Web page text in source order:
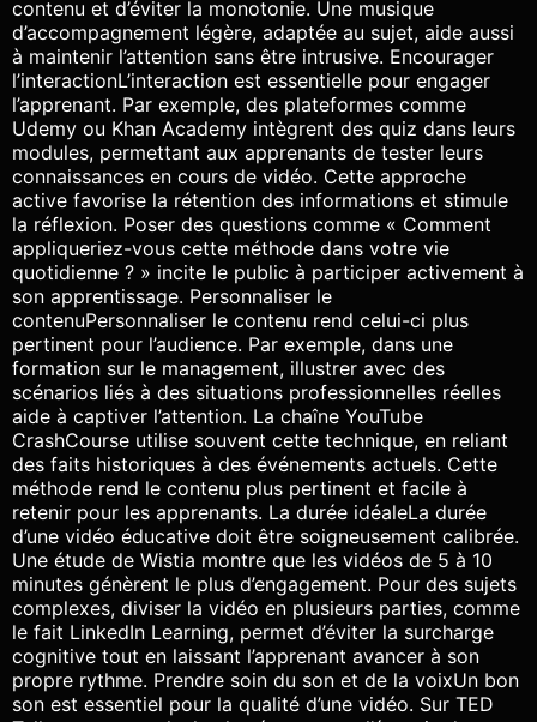
contenu et d’éviter la monotonie. Une musique
d’accompagnement légère, adaptée au sujet, aide aussi
à maintenir l’attention sans être intrusive. Encourager
l’interactionL’interaction est essentielle pour engager
l’apprenant. Par exemple, des plateformes comme
Udemy ou Khan Academy intègrent des quiz dans leurs
modules, permettant aux apprenants de tester leurs
connaissances en cours de vidéo. Cette approche
active favorise la rétention des informations et stimule
la réflexion. Poser des questions comme « Comment
appliqueriez-vous cette méthode dans votre vie
quotidienne ? » incite le public à participer activement à
son apprentissage. Personnaliser le
contenuPersonnaliser le contenu rend celui-ci plus
pertinent pour l’audience. Par exemple, dans une
formation sur le management, illustrer avec des
scénarios liés à des situations professionnelles réelles
aide à captiver l’attention. La chaîne YouTube
CrashCourse utilise souvent cette technique, en reliant
des faits historiques à des événements actuels. Cette
méthode rend le contenu plus pertinent et facile à
retenir pour les apprenants. La durée idéaleLa durée
d’une vidéo éducative doit être soigneusement calibrée.
Une étude de Wistia montre que les vidéos de 5 à 10
minutes génèrent le plus d’engagement. Pour des sujets
complexes, diviser la vidéo en plusieurs parties, comme
le fait LinkedIn Learning, permet d’éviter la surcharge
cognitive tout en laissant l’apprenant avancer à son
propre rythme. Prendre soin du son et de la voixUn bon
son est essentiel pour la qualité d’une vidéo. Sur TED